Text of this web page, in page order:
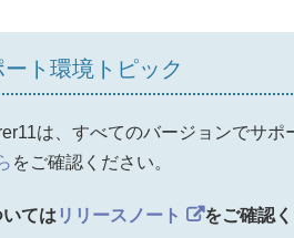
ト環境トピック
は、すべてのバージョンでサポ
をご確認ください。
ては リリースノート をご確認